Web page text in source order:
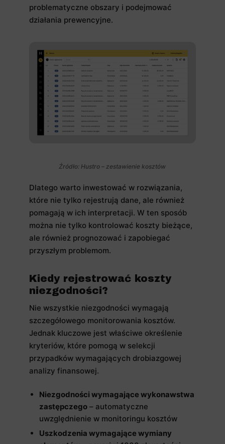
problematyczne obszary i podejmować
działania prewencyjne.
Źródło: Hustro – zestawienie kosztów
Dlatego warto inwestować w rozwiązania,
które nie tylko rejestrują dane, ale również
pomagają w ich interpretacji. W ten sposób
można nie tylko kontrolować koszty bieżące,
ale również prognozować i zapobiegać
przyszłym problemom.
Kiedy rejestrować koszty
niezgodności?
Nie wszystkie niezgodności wymagają
szczegółowego monitorowania kosztów.
Jednak kluczowe jest właściwe określenie
kryteriów, które pomogą w selekcji
przypadków wymagających drobiazgowej
analizy finansowej.
Niezgodności wymagające wykonawstwa
zastępczego – automatyczne
uwzględnienie w monitoringu kosztów
Uszkodzenia wymagające wymiany